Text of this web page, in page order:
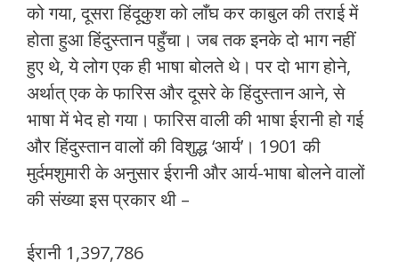
को गया, दूसरा हिंदूकुश को लाँघ कर काबुल की तराई में
होता हुआ हिंदुस्‍तान पहुँचा। जब तक इनके दो भाग नहीं
हुए थे, ये लोग एक ही भाषा बोलते थे। पर दो भाग होने,
अर्थात् एक के फारिस और दूसरे के हिंदुस्‍तान आने, से
भाषा में भेद हो गया। फारिस वाली की भाषा ईरानी हो गई
और हिंदुस्‍तान वालों की विशुद्ध ‘आर्य’। 1901 की
मुर्दमशुमारी के अनुसार ईरानी और आर्य-भाषा बोलने वालों
की संख्‍या इस प्रकार थी –
ईरानी 1,397,786